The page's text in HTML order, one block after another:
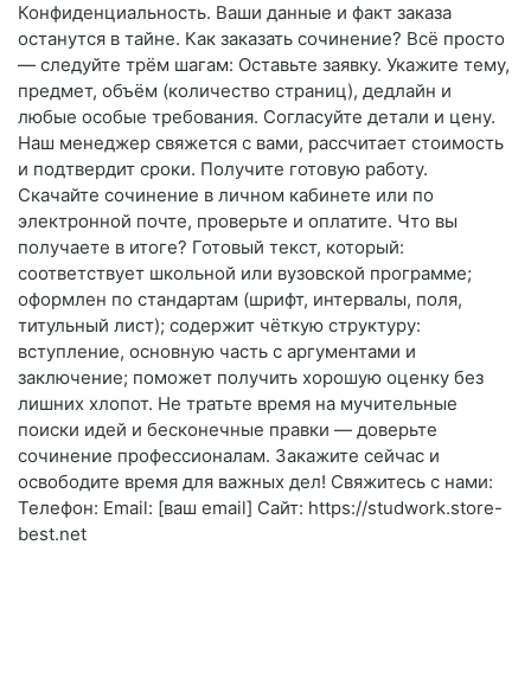
Конфиденциальность. Ваши данные и факт заказа
останутся в тайне. Как заказать сочинение? Всё просто
— следуйте трём шагам: Оставьте заявку. Укажите тему,
предмет, объём (количество страниц), дедлайн и
любые особые требования. Согласуйте детали и цену.
Наш менеджер свяжется с вами, рассчитает стоимость
и подтвердит сроки. Получите готовую работу.
Скачайте сочинение в личном кабинете или по
электронной почте, проверьте и оплатите. Что вы
получаете в итоге? Готовый текст, который:
соответствует школьной или вузовской программе;
оформлен по стандартам (шрифт, интервалы, поля,
титульный лист); содержит чёткую структуру:
вступление, основную часть с аргументами и
заключение; поможет получить хорошую оценку без
лишних хлопот. Не тратьте время на мучительные
поиски идей и бесконечные правки — доверьте
сочинение профессионалам. Закажите сейчас и
освободите время для важных дел! Свяжитесь с нами:
Телефон: Email: [ваш email] Сайт: https://studwork.store-
best.net